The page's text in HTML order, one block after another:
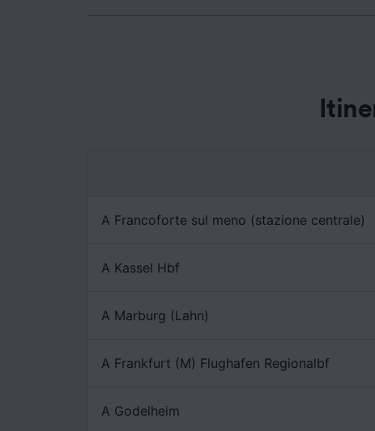
A Francoforte sul meno (stazione centrale)
A Kassel Hbf
A Marburg (Lahn)
A Frankfurt (M) Flughafen Regionalbf
A Godelheim
Noi e i
ricerche
Elenco